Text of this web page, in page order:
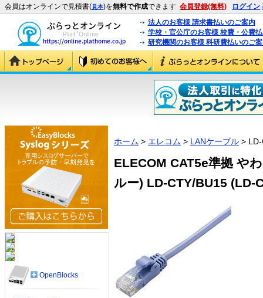
会員はオンラインで見積書(見本)を無料で作成できます 会員登録(無料) ログイン
法人のお客様 請求書払いのご案内
学校・官公庁のお客様 校費・公費
研究機関のお客様 科研費払いのご
ホーム > エレコム > LANケーブル >
ELECOM CAT5e準拠 や
ルー) LD-CTY/BU15 (LD-
OpenBlocks